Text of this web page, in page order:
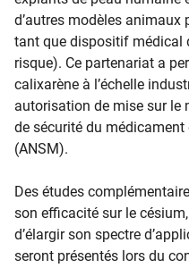
d’autres modèles
tant que dispositif médical
risque). Ce partenariat a
calixarène à l’échelle
autorisation de mise sur le
de sécurité du
(ANSM).
Des études
son efficacité sur le
d’élargir son spectre
seront présentés lors du